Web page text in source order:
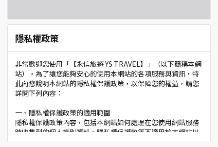
隱私權政策
非常歡迎您使用「【永信旅遊 YS TRAVEL】」（以下簡稱本網
站），為了讓您能夠安心的使用本網站的各項服務與資訊，特
此向您說明本網站的隱私權保護政策，以保障您的權益，請您
詳閱下列內容：
一、隱私權保護政策的適用範圍
隱私權保護政策內容，包括本網站如何處理在您使用網站服務
時收集到的個人識別資料。隱私權保護政策不適用於本網站以
外的相關連結網站，也不適用於非本網站所委託或參與管理的